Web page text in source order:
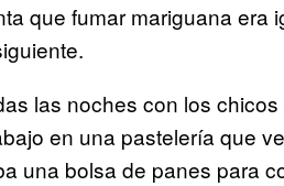
que fumar mariguana era
las noches con los
en una pastelería que
una bolsa de panes para